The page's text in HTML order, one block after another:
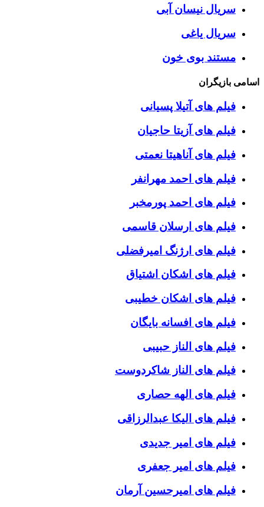
سریال نیسان آبی
سریال یاغی
مستند بوی خون
اسامی بازیگران
فیلم های آتیلا پسیانی
فیلم های آزیتا حاجیان
فیلم های آناهیتا نعمتی
فیلم های احمد مهرانفر
فیلم های احمد پورمخبر
فیلم های ارسلان قاسمی
فیلم های ارژنگ امیرفضلی
فیلم های اشکان اشتیاق
فیلم های اشکان خطیبی
فیلم های افسانه بایگان
فیلم های الناز حبیبی
فیلم های الناز شاکردوست
فیلم های الهه حصاری
فیلم های الیکا عبدالرزاقی
فیلم های امیر جدیدی
فیلم های امیر جعفری
فیلم های امیرحسین آرمان